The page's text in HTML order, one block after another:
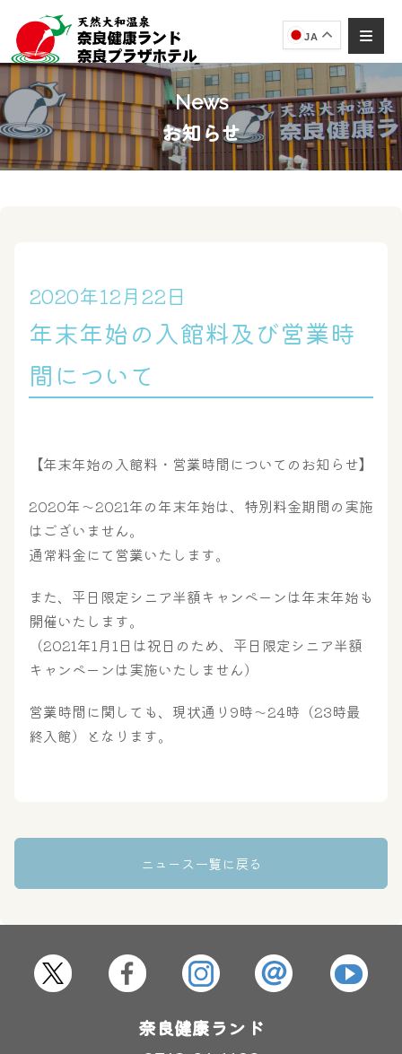
JA
奈良わんぱくランド
ボディケア
News
お知らせ
2020年12月22日
年末年始の入館料及び営業時
間について
【年末年始の入館料・営業時間についてのお知らせ】
2020年～2021年の年末年始は、特別料金期間の実施
はございません。
通常料金にて営業いたします。
また、平日限定シニア半額キャンペーンは年末年始も
開催いたします。
（2021年1月1日は祝日のため、平日限定シニア半額
キャンペーンは実施いたしません）
営業時間に関しても、現状通り9時～24時（23時最
終入館）となります。
ニュース一覧に戻る
奈良健康ランド
奈良健康ランド
AIコンシェルジュ